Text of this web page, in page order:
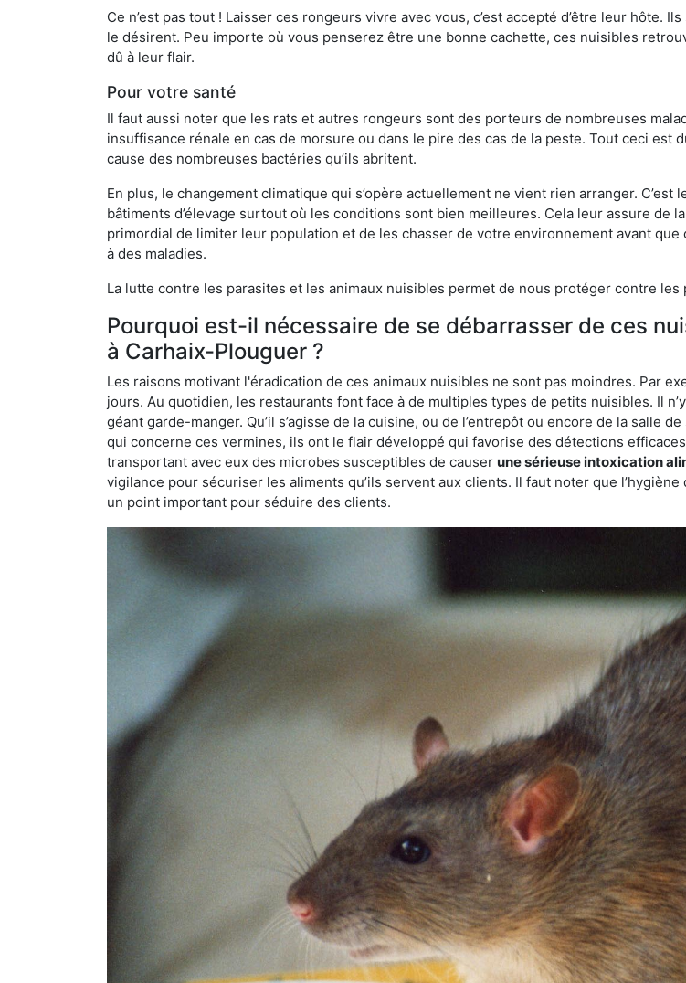
Ce n’est pas tout ! Laisser ces rongeurs vivre avec vous, c’est accepté d’être leur hôte.
le désirent. Peu importe où vous penserez être une bonne cachette, ces nuisibles
dû à leur flair.
Pour votre santé
Il faut aussi noter que les rats et autres rongeurs sont des porteurs de nombreuses
insuffisance rénale en cas de morsure ou dans le pire des cas de la peste. Tout ceci
cause des nombreuses bactéries qu’ils abritent.
En plus, le changement climatique qui s’opère actuellement ne vient rien arranger.
bâtiments d’élevage surtout où les conditions sont bien meilleures. Cela leur assure
primordial de limiter leur population et de les chasser de votre environnement avant
à des maladies.
La lutte contre les parasites et les animaux nuisibles permet de nous protéger contre
Pourquoi est-il nécessaire de se débarrasser de ces
à Carhaix-Plouguer ?
Les raisons motivant l'éradication de ces animaux nuisibles ne sont pas moindres. Par
jours. Au quotidien, les restaurants font face à de multiples types de petits nuisibles. Il
géant garde-manger. Qu’il s’agisse de la cuisine, ou de l’entrepôt ou encore de la salle
qui concerne ces vermines, ils ont le flair développé qui favorise des détections
transportant avec eux des microbes susceptibles de causer une sérieuse intoxication
vigilance pour sécuriser les aliments qu’ils servent aux clients. Il faut noter que
un point important pour séduire des clients.